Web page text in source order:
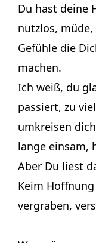
Du hast deine
nutzlos,
Gefühle die
machen.
Ich weiß, du
passiert, zu
umkreisen
lange einsam,
Aber Du liest
Keim
vergraben,